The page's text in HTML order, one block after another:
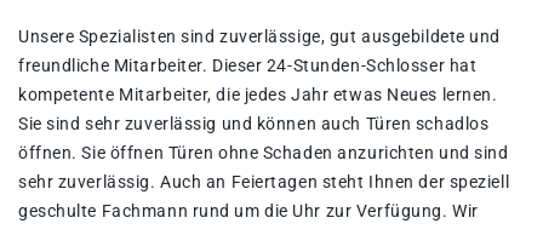
Unsere Spezialisten sind zuverlässige, gut ausgebildete und
freundliche Mitarbeiter. Dieser 24-Stunden-Schlosser hat
kompetente Mitarbeiter, die jedes Jahr etwas Neues lernen.
Sie sind sehr zuverlässig und können auch Türen schadlos
öffnen. Sie öffnen Türen ohne Schaden anzurichten und sind
sehr zuverlässig. Auch an Feiertagen steht Ihnen der speziell
geschulte Fachmann rund um die Uhr zur Verfügung. Wir